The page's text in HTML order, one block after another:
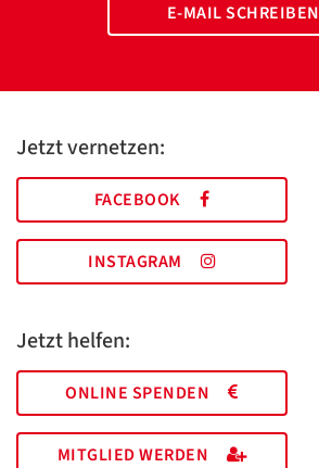
E-MAIL SCHREIBEN
Jetzt vernetzen:
FACEBOOK
INSTAGRAM
Jetzt helfen:
ONLINE SPENDEN
MITGLIED WERDEN